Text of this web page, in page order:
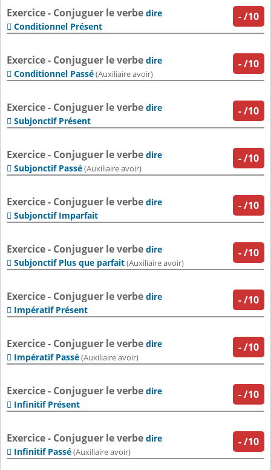
-/10
Exercice - Conjuguer le verbe dire
 Conditionnel Présent
-/10
Exercice - Conjuguer le verbe dire
 Conditionnel Passé(Auxiliaire avoir)
-/10
Exercice - Conjuguer le verbe dire
 Subjonctif Présent
-/10
Exercice - Conjuguer le verbe dire
 Subjonctif Passé(Auxiliaire avoir)
-/10
Exercice - Conjuguer le verbe dire
 Subjonctif Imparfait
-/10
Exercice - Conjuguer le verbe dire
 Subjonctif Plus que parfait(Auxiliaire avoir)
-/10
Exercice - Conjuguer le verbe dire
 Impératif Présent
-/10
Exercice - Conjuguer le verbe dire
 Impératif Passé(Auxiliaire avoir)
-/10
Exercice - Conjuguer le verbe dire
 Infinitif Présent
-/10
Exercice - Conjuguer le verbe dire
 Infinitif Passé(Auxiliaire avoir)